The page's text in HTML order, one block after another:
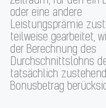
oder eine andere
Leistungsprämie
teilweise gearbeitet,
der Berechnung des
Durchschnittslohns
tatsächlich
Bonusbetrag